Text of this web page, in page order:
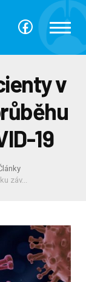
v
19
záv...